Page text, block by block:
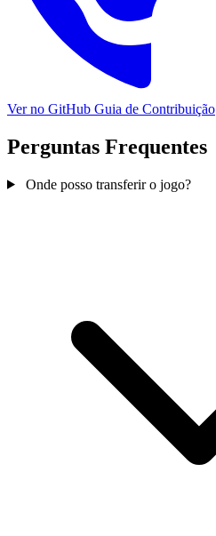
Ver no GitHub Guia de Contribuição
Perguntas Frequentes
Onde posso transferir o jogo?